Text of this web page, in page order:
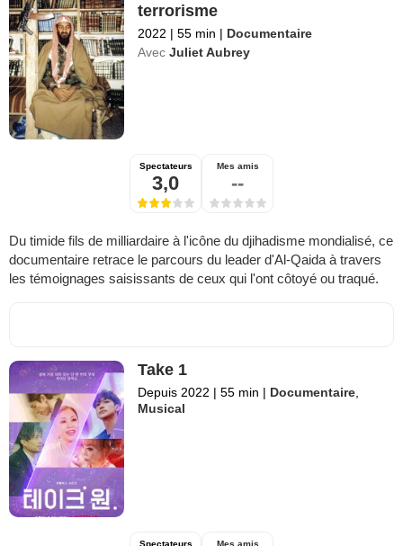
terrorisme
2022 | 55 min | Documentaire
Avec Juliet Aubrey
Spectateurs
3,0
Mes amis
--
Du timide fils de milliardaire à l'icône du djihadisme mondialisé, ce
documentaire retrace le parcours du leader d'Al-Qaida à travers
les témoignages saisissants de ceux qui l'ont côtoyé ou traqué.
Take 1
Depuis 2022 | 55 min | Documentaire
Musical
Spectateurs Mes amis